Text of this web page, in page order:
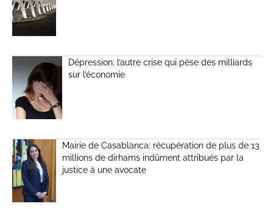
Dépression: l’autre crise qui pèse des milliards
sur l’économie
Mairie de Casablanca: récupération de plus de 13
millions de dirhams indûment attribués par la
justice à une avocate